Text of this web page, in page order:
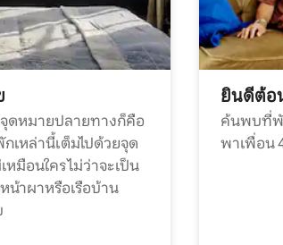
ดหมายปลายทางก็คือ
เหล่านี้เต็มไปด้วยจุด
หมือนใคร ไม่ว่าจะเป็น
น้าผาหรือเรือบ้าน
ยินดีต้อ
ค้นพบที่พั
พาเพื่อน